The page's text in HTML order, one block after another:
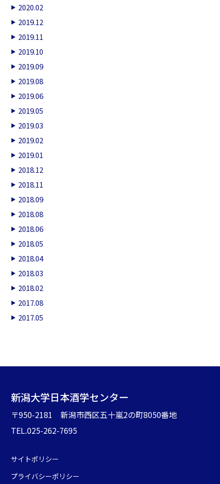
2020.02
2019.12
2019.11
2019.10
2019.09
2019.08
2019.06
2019.05
2019.03
2019.02
2019.01
2018.12
2018.11
2018.09
2018.08
2018.06
2018.05
2018.04
2018.03
2018.02
2017.08
2017.05
新潟大学日本酒学センター
〒950-2181 新潟市西区五十嵐2の町8050番地
TEL.025-262-7695
サイトポリシー
プライバシーポリシー